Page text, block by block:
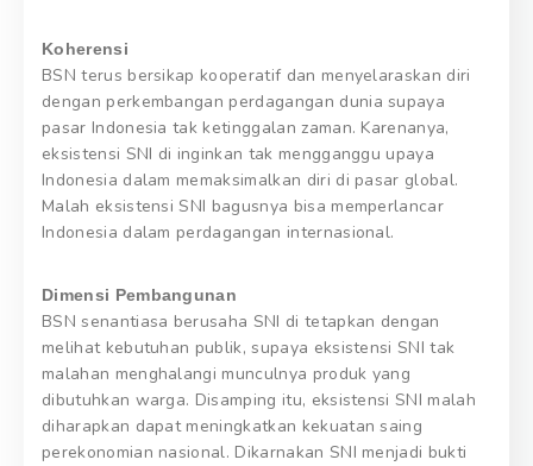
Koherensi
BSN terus bersikap kooperatif dan menyelaraskan diri
dengan perkembangan perdagangan dunia supaya
pasar Indonesia tak ketinggalan zaman. Karenanya,
eksistensi SNI di inginkan tak mengganggu upaya
Indonesia dalam memaksimalkan diri di pasar global.
Malah eksistensi SNI bagusnya bisa memperlancar
Indonesia dalam perdagangan internasional.
Dimensi Pembangunan
BSN senantiasa berusaha SNI di tetapkan dengan
melihat kebutuhan publik, supaya eksistensi SNI tak
malahan menghalangi munculnya produk yang
dibutuhkan warga. Disamping itu, eksistensi SNI malah
diharapkan dapat meningkatkan kekuatan saing
perekonomian nasional. Dikarnakan SNI menjadi bukti